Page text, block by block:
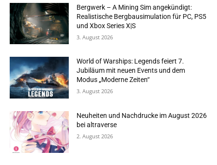
Bergwerk – A Mining Sim angekündigt:
Realistische Bergbausimulation für PC, PS5
und Xbox Series X|S
3. August 2026
World of Warships: Legends feiert 7.
Jubiläum mit neuen Events und dem
Modus „Moderne Zeiten“
3. August 2026
Neuheiten und Nachdrucke im August 2026
bei altraverse
2. August 2026